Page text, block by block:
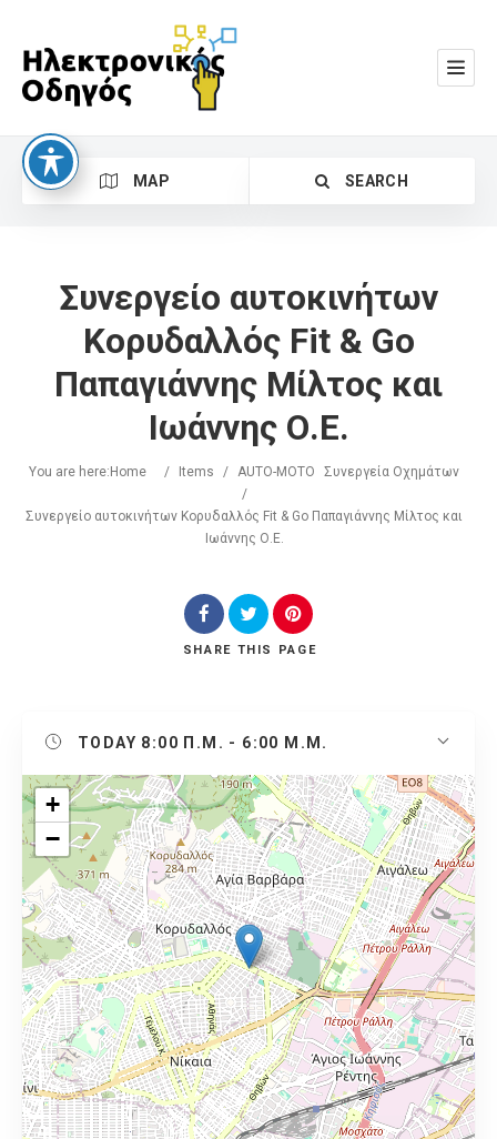
MAP SEARCH
Search
Συνεργείο αυτοκινήτων
Κορυδαλλός Fit & Go
Παπαγιάννης Μίλτος και
Ιωάννης Ο.Ε.
You are here: Home / Items / AUTO-MOTO
Συνεργεία Οχημάτων
/
Συνεργείο αυτοκινήτων Κορυδαλλός Fit & Go Παπαγιάννης Μίλτος και
Ιωάννης Ο.Ε.
SHARE THIS PAGE
TODAY 8:00 Π.Μ. - 6:00 Μ.Μ.
+
−